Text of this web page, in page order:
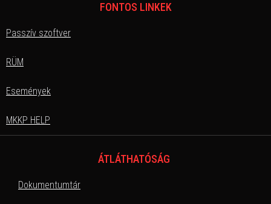
FONTOS LINKEK
Passzív szoftver
RÜM
Események
MKKP HELP
ÁTLÁTHATÓSÁG
Dokumentumtár